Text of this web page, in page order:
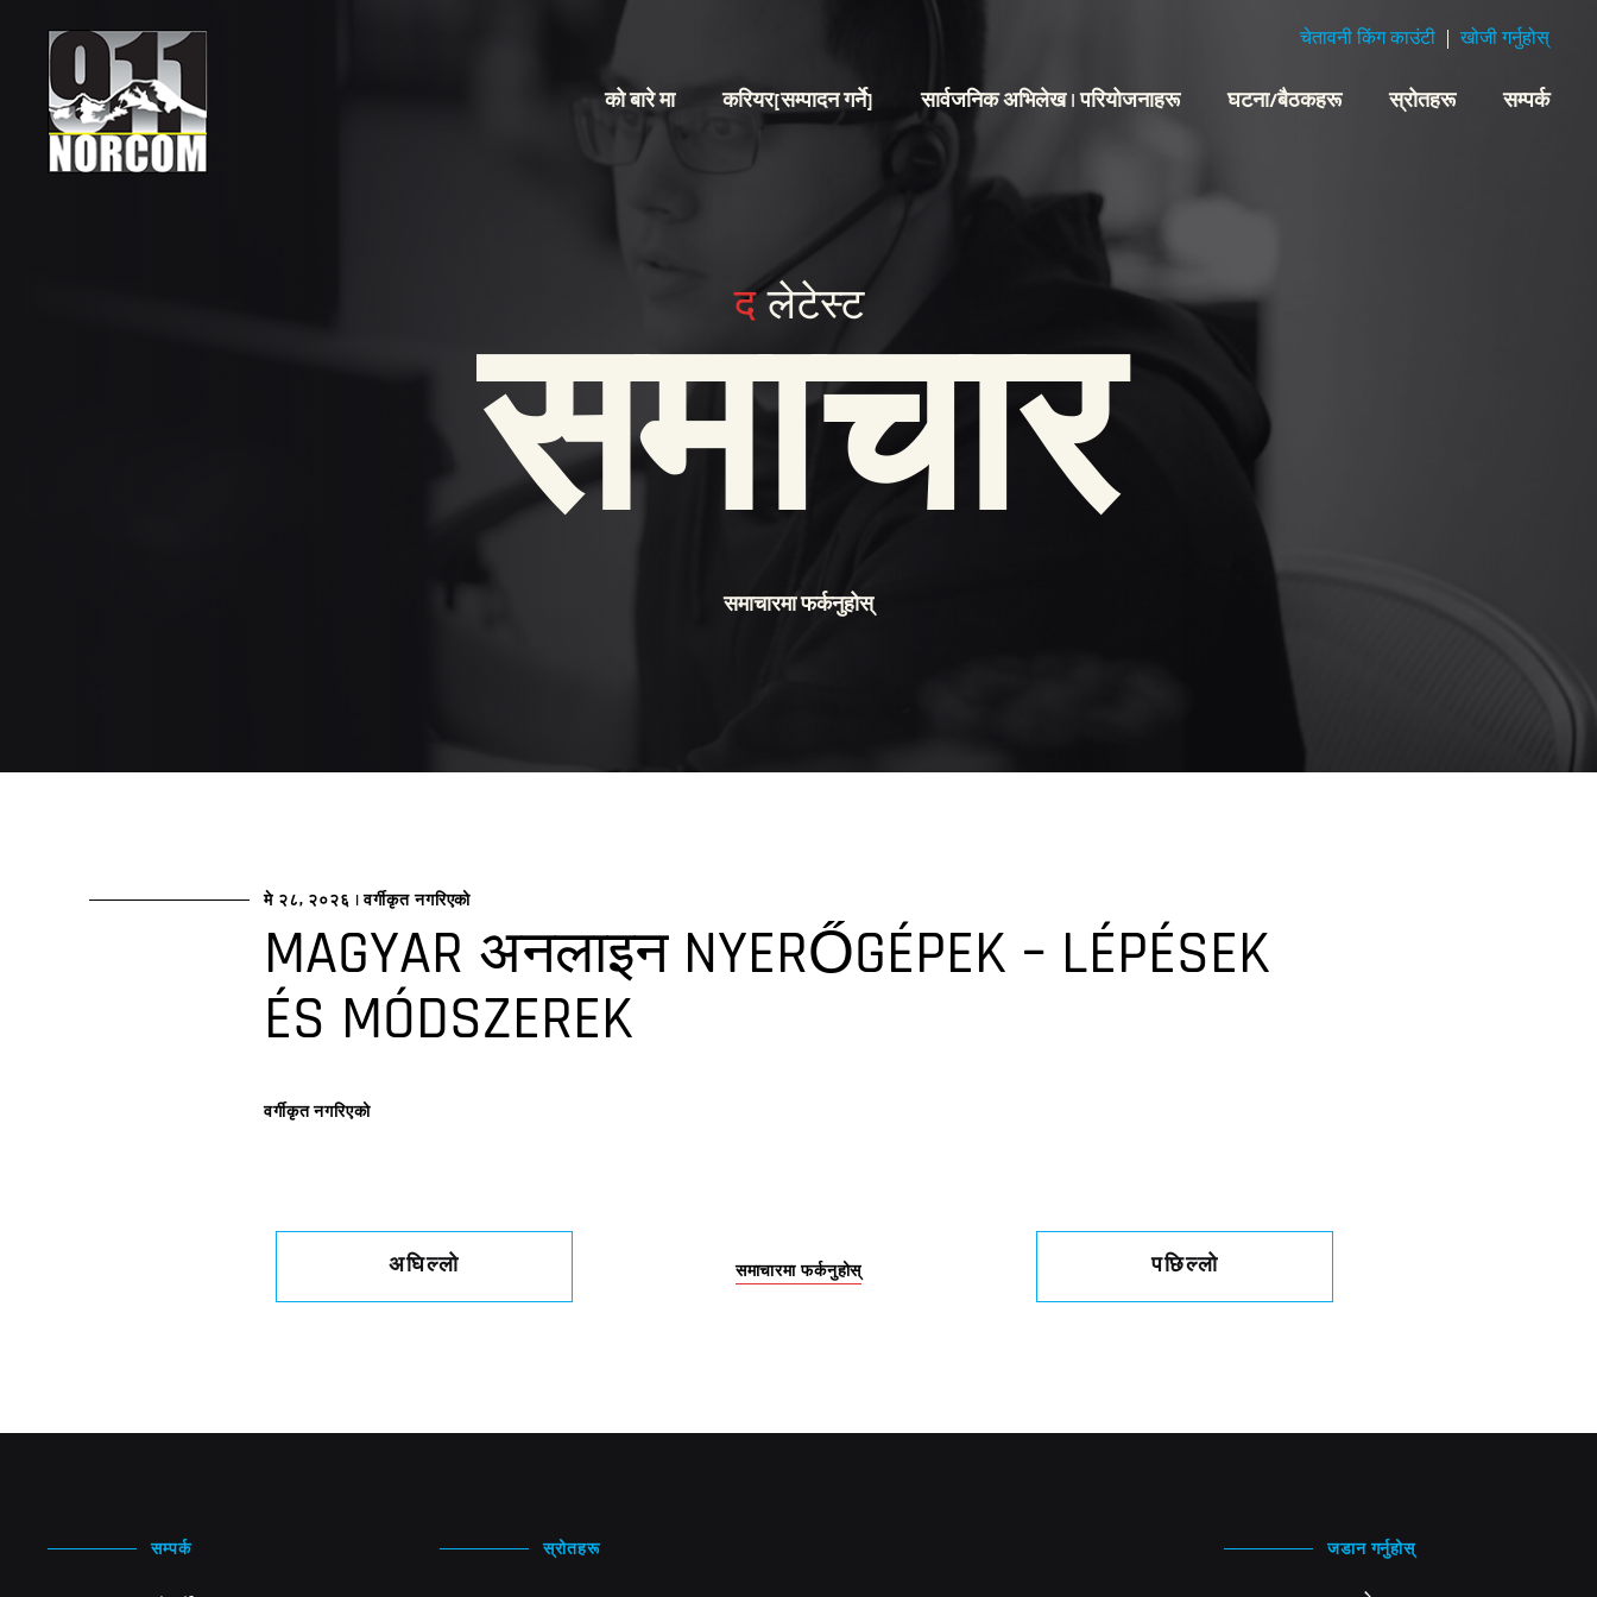
को बारे मा करियर[सम्पादन गर्ने] सार्वजनिक अभिलेख | परियोजनाहरू घटना/बैठकहरू स्रोतहरू सम्पर्क
चेतावनी किंग काउंटी खोजी गर्नुहोस्
दलेटेस्ट
समाचार
समाचारमा फर्कनुहोस्
मे २८, २०२६ | वर्गीकृत नगरिएको
MAGYAR अनलाइन NYERŐGÉPEK – LÉPÉSEK
ÉS MÓDSZEREK
वर्गीकृत नगरिएको
अघिल्लो पछिल्लो
समाचारमा फर्कनुहोस्
सम्पर्क स्रोतहरू जडान गर्नुहोस्